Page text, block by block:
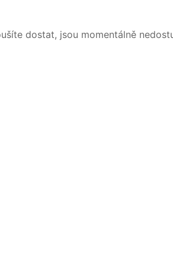
dostat, jsou momentálně